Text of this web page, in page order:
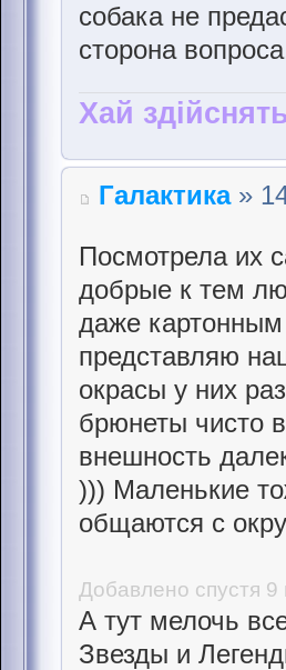
собака не
сторона
Хай
Галактика»
Посмотрела их
добрые к тем
даже
представляю
окрасы у них
брюнеты чисто
внешность
))) Маленькие
общаются с
Добавлено спустя 9
А тут мелочь
Звезды и